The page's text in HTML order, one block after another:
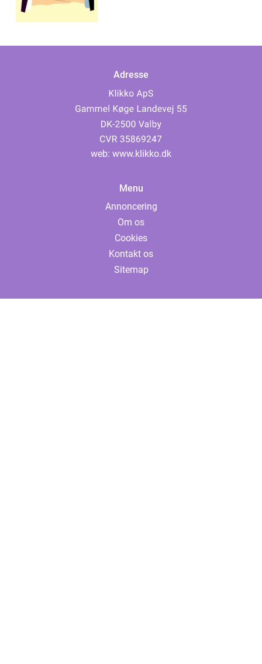
Adresse
web: www.klikko.dk
Menu
Annoncering
Om os
Cookies
Kontakt os
Sitemap